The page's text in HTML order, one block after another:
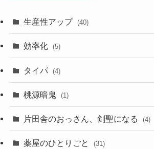
生産性アップ (40)
効率化 (5)
タイパ (4)
桃源暗鬼 (1)
片田舎のおっさん、剣聖になる (4)
薬屋のひとりごと (31)